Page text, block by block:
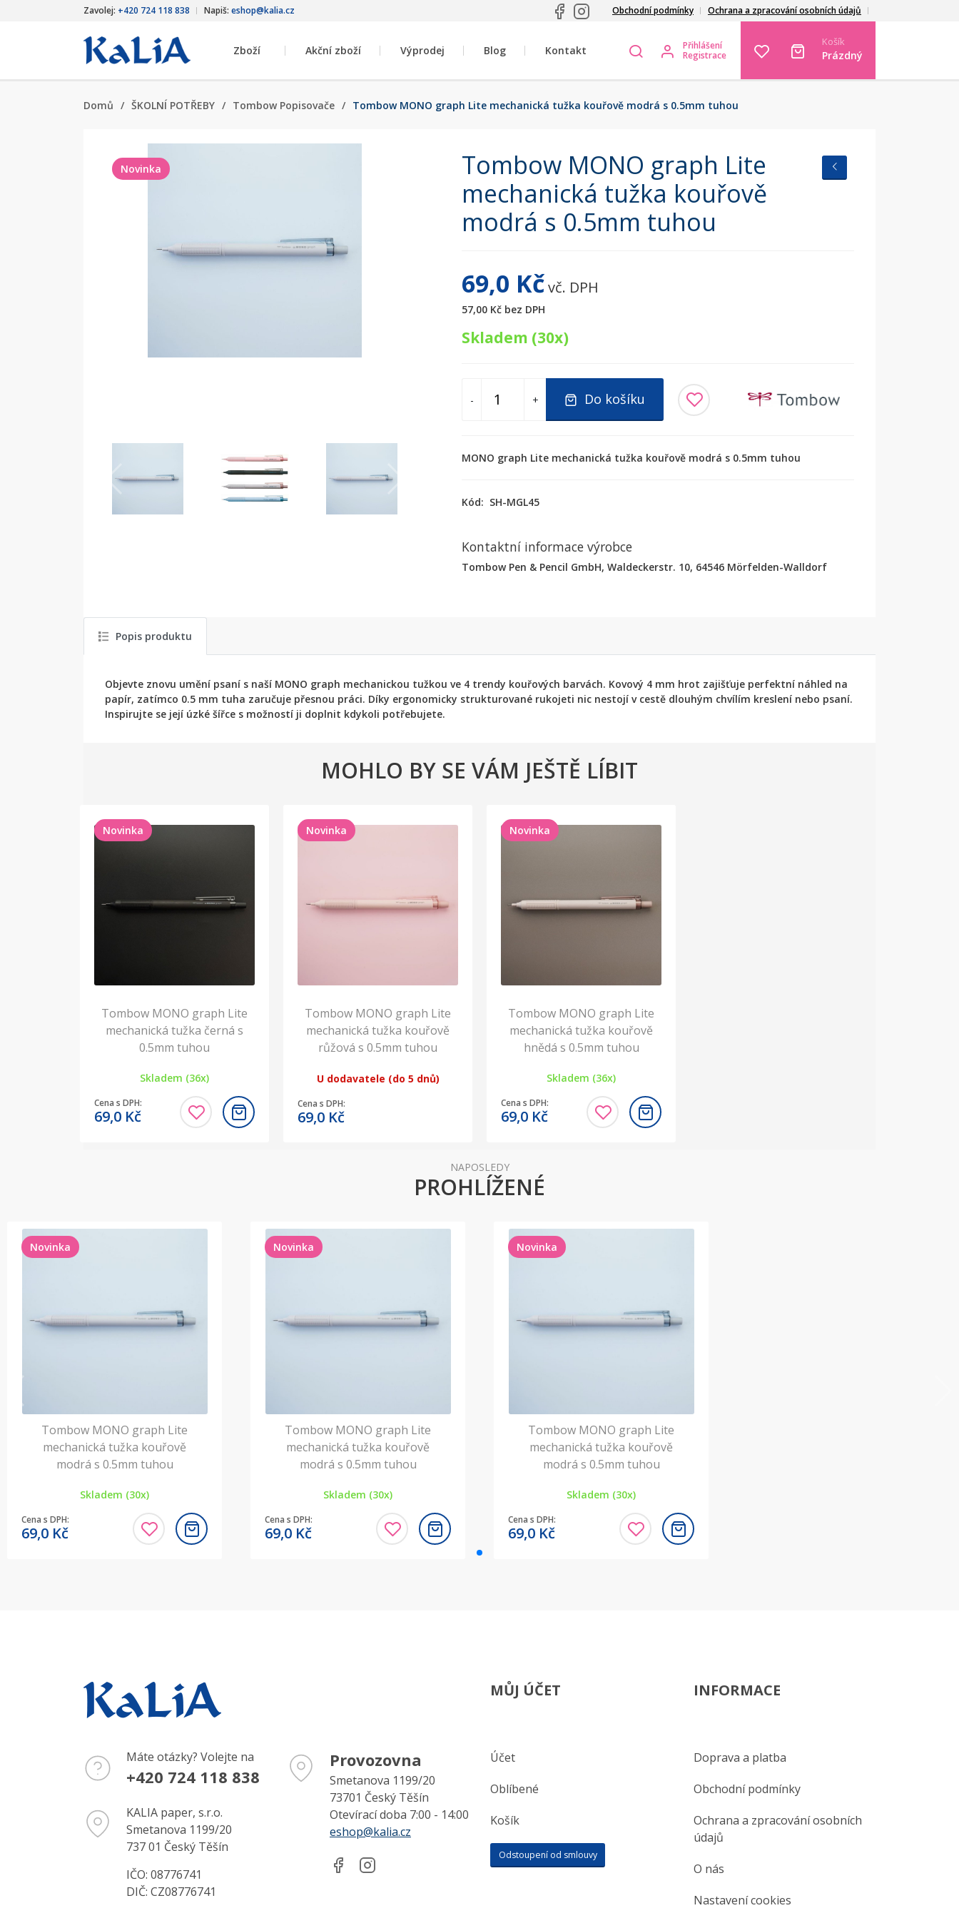
Zavolej: +420 724 118 838 Napiš: eshop@kalia.cz Obchodní podmínky Ochrana a zpracování osobních údajů
Zboží Akční zboží Výprodej Blog Kontakt
Přihlášení
Registrace
Košík
Prázdný
Domů / ŠKOLNÍ POTŘEBY / Tombow Popisovače / Tombow MONO graph Lite mechanická tužka kouřově modrá s 0.5mm tuhou
Novinka
Tombow MONO graph Lite
mechanická tužka kouřově
modrá s 0.5mm tuhou
69,0 Kčvč. DPH
57,00 Kč bez DPH
Skladem (30x)
- + Do košíku
MONO graph Lite mechanická tužka kouřově modrá s 0.5mm tuhou
Kód: SH-MGL45
Kontaktní informace výrobce
Tombow Pen & Pencil GmbH, Waldeckerstr. 10, 64546 Mörfelden-Walldorf
Popis produktu
Objevte znovu umění psaní s naší MONO graph mechanickou tužkou ve 4 trendy kouřových barvách. Kovový 4 mm hrot zajišťuje perfektní náhled na
papír, zatímco 0.5 mm tuha zaručuje přesnou práci. Díky ergonomicky strukturované rukojeti nic nestojí v cestě dlouhým chvílím kreslení nebo psaní.
Inspirujte se její úzké šířce s možností ji doplnit kdykoli potřebujete.
MOHLO BY SE VÁM JEŠTĚ LÍBIT
Novinka
Tombow MONO graph Lite
mechanická tužka černá s
0.5mm tuhou
Skladem (36x)
Cena s DPH:
69,0 Kč
Novinka
Tombow MONO graph Lite
mechanická tužka kouřově
růžová s 0.5mm tuhou
U dodavatele (do 5 dnů)
Cena s DPH:
69,0 Kč
Novinka
Tombow MONO graph Lite
mechanická tužka kouřově
hnědá s 0.5mm tuhou
Skladem (36x)
Cena s DPH:
69,0 Kč
NAPOSLEDY
PROHLÍŽENÉ
Novinka
Tombow MONO graph Lite
mechanická tužka kouřově
modrá s 0.5mm tuhou
Skladem (30x)
Cena s DPH:
69,0 Kč
Novinka
Tombow MONO graph Lite
mechanická tužka kouřově
modrá s 0.5mm tuhou
Skladem (30x)
Cena s DPH:
69,0 Kč
Novinka
Tombow MONO graph Lite
mechanická tužka kouřově
modrá s 0.5mm tuhou
Skladem (30x)
Cena s DPH:
69,0 Kč
Máte otázky? Volejte na
+420 724 118 838
KALIA paper, s.r.o.
Smetanova 1199/20
737 01 Český Těšín
IČO: 08776741
DIČ: CZ08776741
Provozovna
Smetanova 1199/20
73701 Český Těšín
Otevírací doba 7:00 - 14:00
eshop@kalia.cz
MŮJ ÚČET
Účet
Oblíbené
Košík
Odstoupení od smlouvy
INFORMACE
Doprava a platba
Obchodní podmínky
Ochrana a zpracování osobních
údajů
O nás
Nastavení cookies